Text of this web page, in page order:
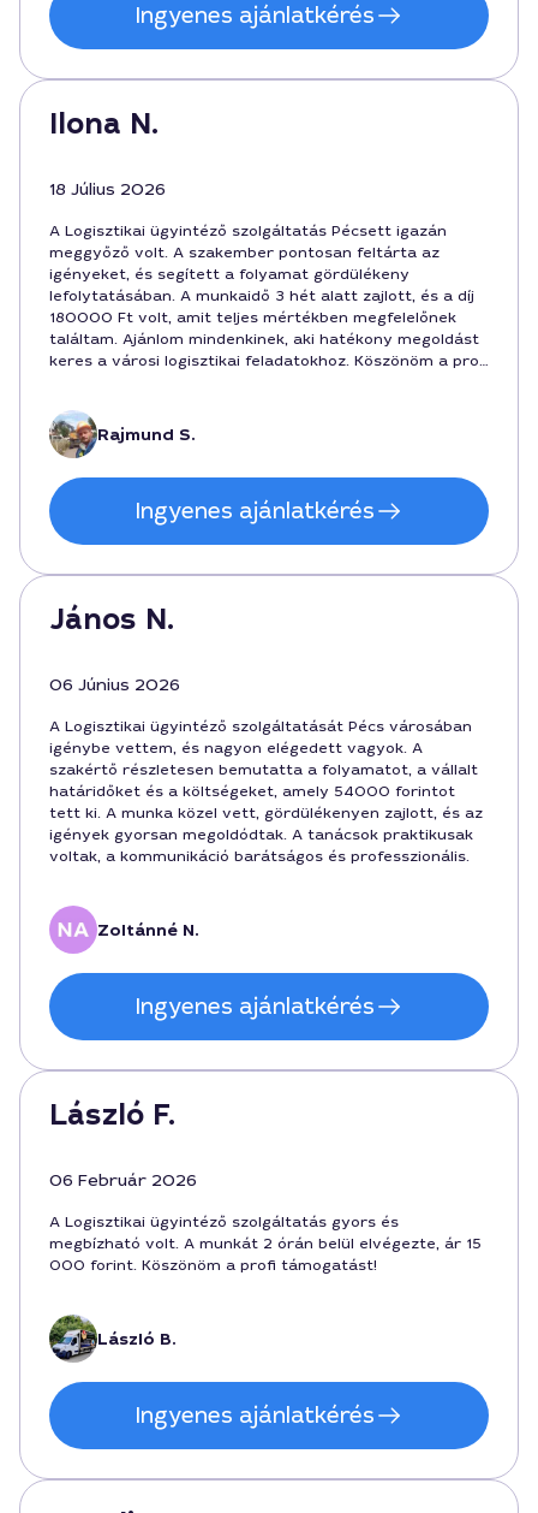
Ingyenes ajánlatkérés
Ilona N.
18 Július 2026
A Logisztikai ügyintéző szolgáltatás Pécsett igazán
meggyőző volt. A szakember pontosan feltárta az
igényeket, és segített a folyamat gördülékeny
lefolytatásában. A munkaidő 3 hét alatt zajlott, és a díj
180000 Ft volt, amit teljes mértékben megfelelőnek
találtam. Ajánlom mindenkinek, aki hatékony megoldást
keres a városi logisztikai feladatokhoz. Köszönöm a profi
Rajmund S.
Ingyenes ajánlatkérés
János N.
06 Június 2026
A Logisztikai ügyintéző szolgáltatását Pécs városában
igénybe vettem, és nagyon elégedett vagyok. A
szakértő részletesen bemutatta a folyamatot, a vállalt
határidőket és a költségeket, amely 54000 forintot
tett ki. A munka közel vett, gördülékenyen zajlott, és az
igények gyorsan megoldódtak. A tanácsok praktikusak
voltak, a kommunikáció barátságos és professzionális.
Zoltánné N.
Ingyenes ajánlatkérés
László F.
06 Február 2026
A Logisztikai ügyintéző szolgáltatás gyors és
megbízható volt. A munkát 2 órán belül elvégezte, ár 15
000 forint. Köszönöm a profi támogatást!
László B.
Ingyenes ajánlatkérés